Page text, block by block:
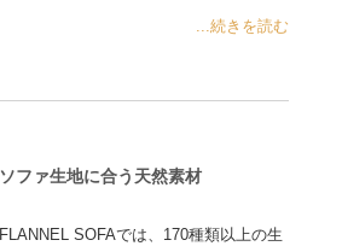
...続きを読む
ソファ生地に合う天然素材
FLANNEL SOFAでは、170種類以上の生